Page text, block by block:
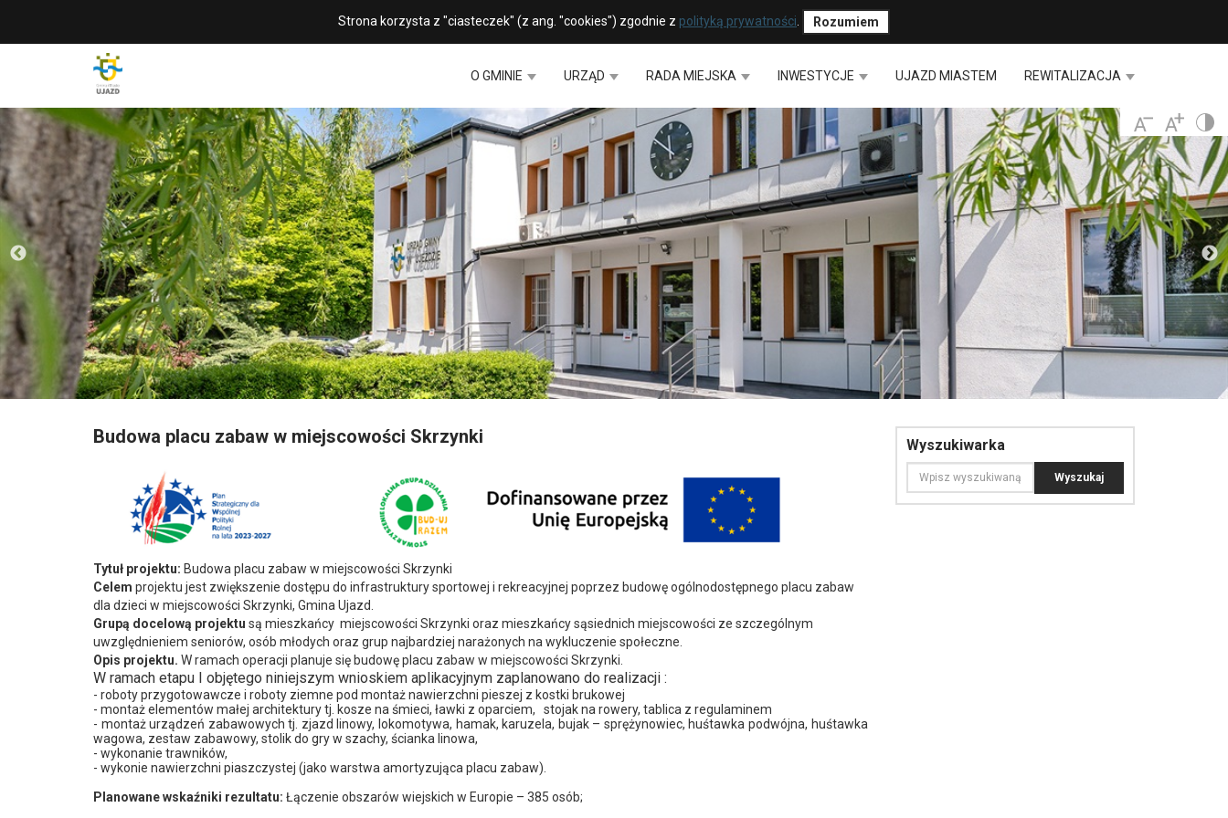
Strona korzysta z "ciasteczek" (z ang. "cookies") zgodnie z polityką prywatności Rozumiem
O GMINIE URZĄD RADA MIEJSKA INWESTYCJE UJAZD MIASTEM REWITALIZACJA
Budowa placu zabaw w miejscowości Skrzynki
Tytuł projektu: Budowa placu zabaw w miejscowości Skrzynki
Celem projektu jest zwiększenie dostępu do infrastruktury sportowej i rekreacyjnej poprzez budowę ogólnodostępnego placu zabaw
dla dzieci w miejscowości Skrzynki, Gmina Ujazd.
Grupą docelową projektu są mieszkańcy miejscowości Skrzynki oraz mieszkańcy sąsiednich miejscowości ze szczególnym
uwzględnieniem seniorów, osób młodych oraz grup najbardziej narażonych na wykluczenie społeczne.
Opis projektu. W ramach operacji planuje się budowę placu zabaw w miejscowości Skrzynki.
W ramach etapu I objętego niniejszym wnioskiem aplikacyjnym zaplanowano do realizacji :
- roboty przygotowawcze i roboty ziemne pod montaż nawierzchni pieszej z kostki brukowej
- montaż elementów małej architektury tj. kosze na śmieci, ławki z oparciem,
stojak na rowery, tablica z regulaminem
- montaż urządzeń zabawowych tj. zjazd linowy, lokomotywa, hamak, karuzela, bujak – sprężynowiec, huśtawka podwójna, huśtawka
wagowa, zestaw zabawowy, stolik do gry w szachy, ścianka linowa,
- wykonanie trawników,
- wykonie nawierzchni piaszczystej (jako warstwa amortyzująca placu zabaw).
Planowane wskaźniki rezultatu: Łączenie obszarów wiejskich w Europie – 385 osób;
Wyszukiwarka